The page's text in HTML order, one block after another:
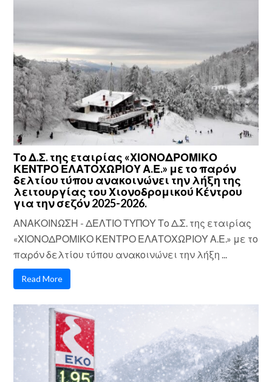
Το Δ.Σ. της εταιρίας «ΧΙΟΝΟΔΡΟΜΙΚΟ
ΚΕΝΤΡΟ ΕΛΑΤΟΧΩΡΙΟΥ Α.Ε.» με το παρόν
δελτίου τύπου ανακοινώνει την λήξη της
λειτουργίας του Χιονοδρομικού Κέντρου
για την σεζόν 2025-2026.
ΑΝΑΚΟΙΝΩΣΗ - ΔΕΛΤΙΟ ΤΥΠΟΥ Το Δ.Σ. της εταιρίας
«ΧΙΟΝΟΔΡΟΜΙΚΟ ΚΕΝΤΡΟ ΕΛΑΤΟΧΩΡΙΟΥ Α.Ε.» με το
παρόν δελτίου τύπου ανακοινώνει την λήξη ...
Read More